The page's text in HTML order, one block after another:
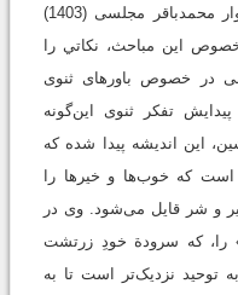
القران طبرسی (1415)؛ و نیز بحارالانوار محمدباقر مجلسی (1403)
این مباحث، نکاتي را
در خصوص باورهای ثنوی
تفکر ثنوی این‌گونه
این اندیشه پیدا شده که
است که خوب‌ها و خیرها را
و شر قايل می‌شود. وی در
را، که سرودة خودِ زرتشت
توحید نزدیک‌تر است تا به